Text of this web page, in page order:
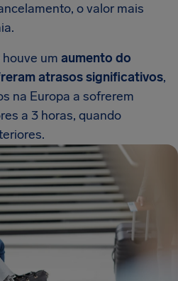
o valor mais
um aumento do
atrasos significativos,
na Europa a sofrerem
a 3 horas, quando